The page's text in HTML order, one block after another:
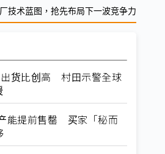
技术蓝图，抢先布局下一波竞争力
出货比创高 村田示警全球
能提前售罄 买家「秘而